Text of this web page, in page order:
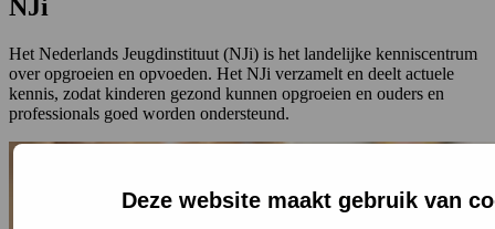
Deze website maakt gebruik van
NJi
Het Nederlands Jeugdinstituut (NJi) is het landelijke kenniscentrum
over opgroeien en opvoeden. Het NJi verzamelt en deelt actuele
kennis, zodat kinderen gezond kunnen opgroeien en ouders en
professionals goed worden ondersteund.